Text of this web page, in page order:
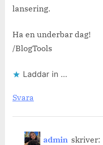
lansering.
Ha en underbar dag!
/BlogTools
Laddar in …
Svara
admin skriver: